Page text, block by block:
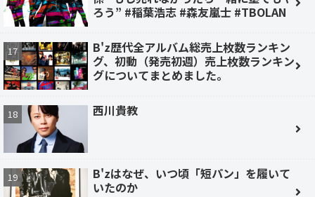
ろう” #稲葉浩志 #森友嵐士 #TBOLAN
B'z歴代全アルバム総売上枚数ランキン
グ、初動（発売初週）売上枚数ランキン
グについてまとめました。
西川貴教
B'zはなぜ、いつ頃「短パン」を履いて
いたのか